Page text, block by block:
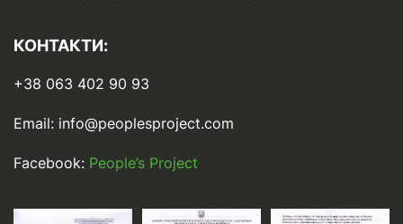
КОНТАКТИ:
+38 063 402 90 93
Email: info@peoplesproject.com
Facebook: People’s Project